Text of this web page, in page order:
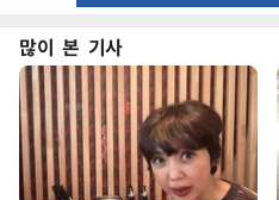
많이 본 기사